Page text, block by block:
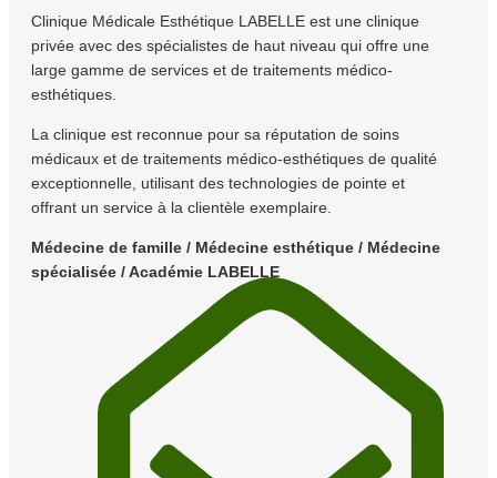
Clinique Médicale Esthétique LABELLE est une clinique
privée avec des spécialistes de haut niveau qui offre une
large gamme de services et de traitements médico-
esthétiques.
La clinique est reconnue pour sa réputation de soins
médicaux et de traitements médico-esthétiques de qualité
exceptionnelle, utilisant des technologies de pointe et
offrant un service à la clientèle exemplaire.
Médecine de famille / Médecine esthétique / Médecine
spécialisée / Académie LABELLE